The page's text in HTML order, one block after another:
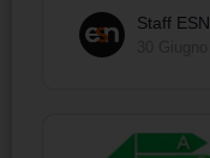
Staff ESN